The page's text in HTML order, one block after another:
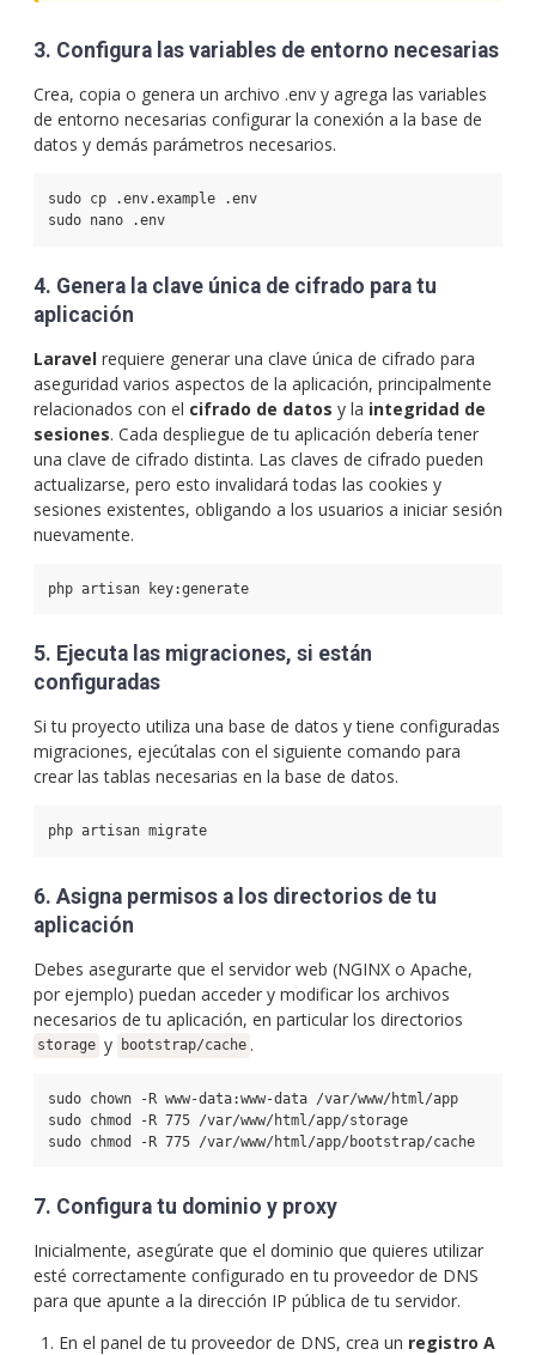
3. Configura las variables de entorno necesarias
Crea, copia o genera un archivo .env y agrega las variables
de entorno necesarias configurar la conexión a la base de
datos y demás parámetros necesarios.
sudo cp .env.example .env
4. Genera la clave única de cifrado para tu
aplicación
Laravel requiere generar una clave única de cifrado para
aseguridad varios aspectos de la aplicación, principalmente
relacionados con el cifrado de datos y la integridad de
sesiones. Cada despliegue de tu aplicación debería tener
una clave de cifrado distinta. Las claves de cifrado pueden
actualizarse, pero esto invalidará todas las cookies y
sesiones existentes, obligando a los usuarios a iniciar sesión
nuevamente.
php artisan key:generate
5. Ejecuta las migraciones, si están
configuradas
Si tu proyecto utiliza una base de datos y tiene configuradas
migraciones, ejecútalas con el siguiente comando para
crear las tablas necesarias en la base de datos.
php artisan migrate
6. Asigna permisos a los directorios de tu
aplicación
Debes asegurarte que el servidor web (NGINX o Apache,
por ejemplo) puedan acceder y modificar los archivos
necesarios de tu aplicación, en particular los directorios
storage y bootstrap/cache .
sudo chown -R www-data:www-data /var/www/html/app
sudo chmod -R 775 /var/www/html/app/storage
sudo chmod -R 775 /var/www/html/app/bootstrap/cache
7. Configura tu dominio y proxy
Inicialmente, asegúrate que el dominio que quieres utilizar
esté correctamente configurado en tu proveedor de DNS
para que apunte a la dirección IP pública de tu servidor.
En el panel de tu proveedor de DNS, crea un registro A